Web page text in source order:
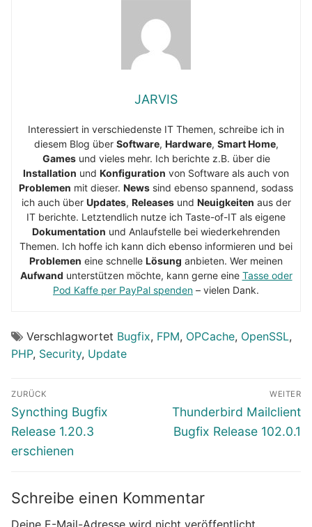
JARVIS
Interessiert in verschiedenste IT Themen, schreibe ich in
diesem Blog über Software, Hardware, Smart Home,
Gamesund vieles mehr. Ich berichte z.B. über die
Installation und Konfiguration von Software als auch von
Problemen mit dieser. News sind ebenso spannend, sodass
ich auch über Updates, Releasesund Neuigkeiten aus der
IT berichte. Letztendlich nutze ich Taste-of-IT als eigene
Dokumentation und Anlaufstelle bei wiederkehrenden
Themen. Ich hoffe ich kann dich ebenso informieren und bei
Problemen eine schnelle Lösung anbieten. Wer meinen
Aufwand unterstützen möchte, kann gerne eine Tasse oder
Pod Kaffe per PayPal spenden – vielen Dank.
Verschlagwortet Bugfix, FPM, OPCache, OpenSSL,
PHP, Security, Update
Beitragsnavigation
ZURÜCK
Vorheriger
Beitrag:
Syncthing Bugfix
Release 1.20.3
erschienen
WEITER
Nächster
Beitrag:
Thunderbird Mailclient
Bugfix Release 102.0.1
Schreibe einen Kommentar
Deine E-Mail-Adresse wird nicht veröffentlicht.